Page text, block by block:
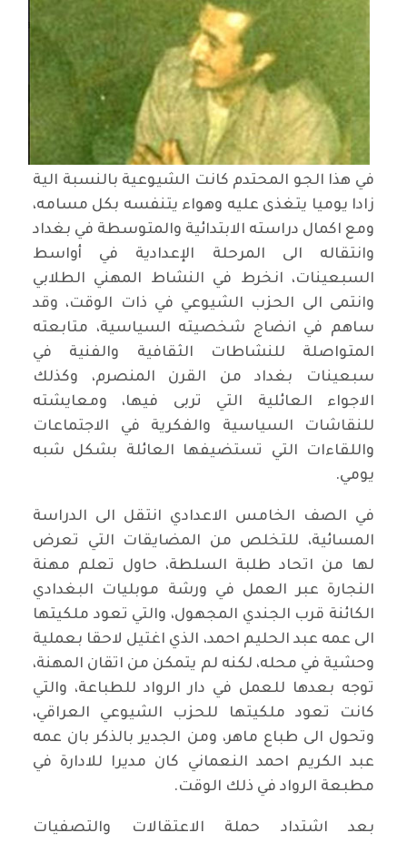
في هذا الجو المحتدم كانت الشيوعية بالنسبة الية
زادا يوميا يتغذى عليه وهواء يتنفسه بكل مسامه،
ومع اكمال دراسته الابتدائية والمتوسطة في بغداد
وانتقاله الى المرحلة الإعدادية في أواسط
السبعينات، انخرط في النشاط المهني الطلابي
وانتمى الى الحزب الشيوعي في ذات الوقت، وقد
ساهم في انضاج شخصيته السياسية، متابعته
المتواصلة للنشاطات الثقافية والفنية في
سبعينات بغداد من القرن المنصرم، وكذلك
الاجواء العائلية التي تربى فيها، ومعايشته
للنقاشات السياسية والفكرية في الاجتماعات
واللقاءات التي تستضيفها العائلة بشكل شبه
يومي.
في الصف الخامس الاعدادي انتقل الى الدراسة
المسائية، للتخلص من المضايقات التي تعرض
لها من اتحاد طلبة السلطة، حاول تعلم مهنة
النجارة عبر العمل في ورشة موبليات البغدادي
الكائنة قرب الجندي المجهول، والتي تعود ملكيتها
الى عمه عبد الحليم احمد، الذي اغتيل لاحقا بعملية
وحشية في محله، لكنه لم يتمكن من اتقان المهنة،
توجه بعدها للعمل في دار الرواد للطباعة، والتي
كانت تعود ملكيتها للحزب الشيوعي العراقي،
وتحول الى طباع ماهر، ومن الجدير بالذكر بان عمه
عبد الكريم احمد النعماني كان مديرا للادارة في
مطبعة الرواد في ذلك الوقت.
بعد اشتداد حملة الاعتقالات والتصفيات